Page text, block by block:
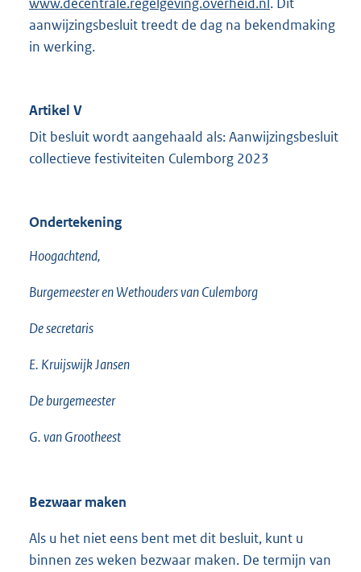
aanwijzingsbesluit treedt de dag na bekendmaking
in werking.
Artikel V
Dit besluit wordt aangehaald als: Aanwijzingsbesluit
collectieve festiviteiten Culemborg 2023
Ondertekening
Hoogachtend,
Burgemeester en Wethouders van Culemborg
De secretaris
E. Kruijswijk Jansen
De burgemeester
G. van Grootheest
Bezwaar maken
Als u het niet eens bent met dit besluit, kunt u
binnen zes weken bezwaar maken. De termijn van